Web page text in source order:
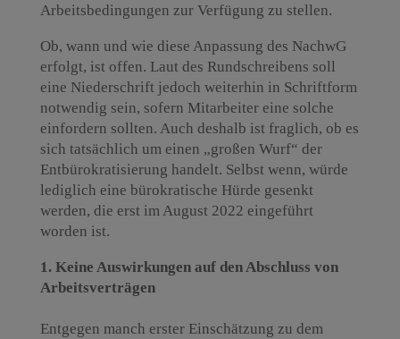
Arbeitsbedingungen zur Verfügung zu stellen.
Ob, wann und wie diese Anpassung des NachwG
erfolgt, ist offen. Laut des Rundschreibens soll
eine Niederschrift jedoch weiterhin in Schriftform
notwendig sein, sofern Mitarbeiter eine solche
einfordern sollten. Auch deshalb ist fraglich, ob es
sich tatsächlich um einen „großen Wurf“ der
Entbürokratisierung handelt. Selbst wenn, würde
lediglich eine bürokratische Hürde gesenkt
werden, die erst im August 2022 eingeführt
worden ist.
1. Keine Auswirkungen auf den Abschluss von
Arbeitsverträgen
Entgegen manch erster Einschätzung zu dem